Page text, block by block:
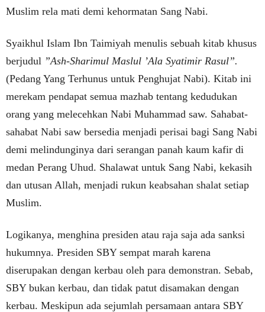
Muslim rela mati demi kehormatan Sang Nabi.
Syaikhul Islam Ibn Taimiyah menulis sebuah kitab khusus
berjudul ”Ash-Sharimul Maslul ’Ala Syatimir Rasul”.
(Pedang Yang Terhunus untuk Penghujat Nabi). Kitab ini
merekam pendapat semua mazhab tentang kedudukan
orang yang melecehkan Nabi Muhammad saw. Sahabat-
sahabat Nabi saw bersedia menjadi perisai bagi Sang Nabi
demi melindunginya dari serangan panah kaum kafir di
medan Perang Uhud. Shalawat untuk Sang Nabi, kekasih
dan utusan Allah, menjadi rukun keabsahan shalat setiap
Muslim.
Logikanya, menghina presiden atau raja saja ada sanksi
hukumnya. Presiden SBY sempat marah karena
diserupakan dengan kerbau oleh para demonstran. Sebab,
SBY bukan kerbau, dan tidak patut disamakan dengan
kerbau. Meskipun ada sejumlah persamaan antara SBY